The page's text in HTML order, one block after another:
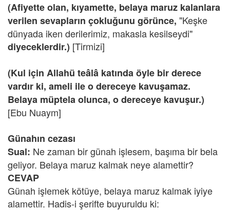
(Afiyette olan, kıyamette, belaya maruz kalanlara
verilen sevapların çokluğunu görünce, "Keşke
dünyada iken derilerimiz, makasla kesilseydi"
diyeceklerdir.) [Tirmizi]
(Kul için Allahü teâlâ katında öyle bir derece
vardır ki, ameli ile o dereceye kavuşamaz.
Belaya müptela olunca, o dereceye kavuşur.)
[Ebu Nuaym]
Günahın cezası
Sual: Ne zaman bir günah işlesem, başıma bir bela
geliyor. Belaya maruz kalmak neye alamettir?
CEVAP
Günah işlemek kötüye, belaya maruz kalmak iyiye
alamettir. Hadis-i şerifte buyuruldu ki: